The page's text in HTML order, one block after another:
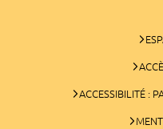
ACCESSIBILITÉ :